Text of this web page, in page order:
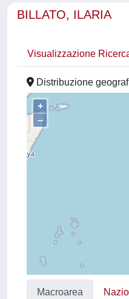
BILLATO, ILARIA
Visualizzazione
Distribuzione
+
–
Macroarea